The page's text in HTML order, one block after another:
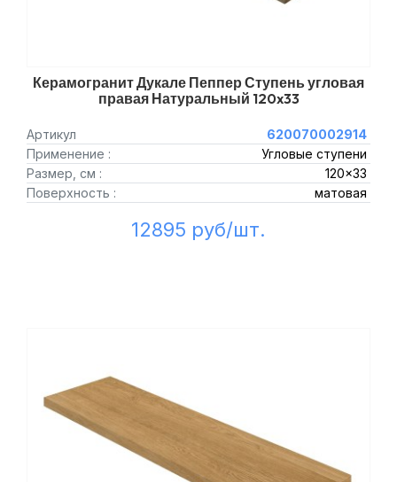
Керамогранит Дукале Пеппер Ступень угловая
правая Натуральный 120x33
Артикул
620070002914
Применение :
Угловые ступени
Размер, см :
120x33
Поверхность :
матовая
12895 руб/шт.